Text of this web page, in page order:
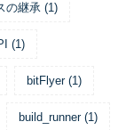
の継承 (1)
(1)
bitFlyer (1)
build_runner (1)